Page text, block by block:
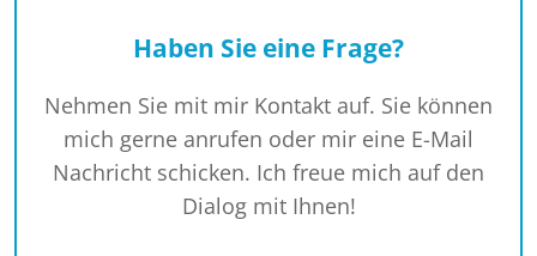
Haben Sie eine Frage?
Nehmen Sie mit mir Kontakt auf. Sie können
mich gerne anrufen oder mir eine E-Mail
Nachricht schicken. Ich freue mich auf den
Dialog mit Ihnen!